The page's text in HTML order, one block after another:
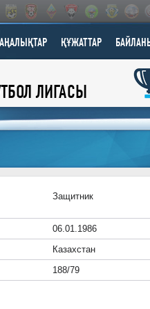
ҚҰЖАТТАР
ЛИГАСЫ
Защитник
06.01.1986
Казахстан
188/79